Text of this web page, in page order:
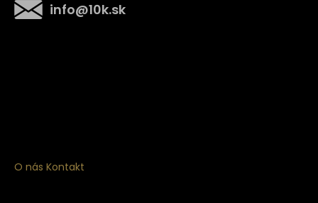
info@10k.sk
O nás Kontakt